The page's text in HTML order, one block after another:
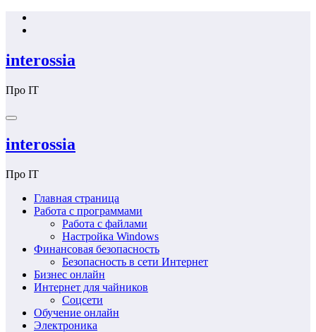
Перейти
interossia
Про IT
interossia
Про IT
Главная страница
Работа с программами
Работа с файлами
Настройка Windows
Финансовая безопасность
Безопасность в сети Интернет
Бизнес онлайн
Интернет для чайников
Соцсети
Обучение онлайн
Электроника